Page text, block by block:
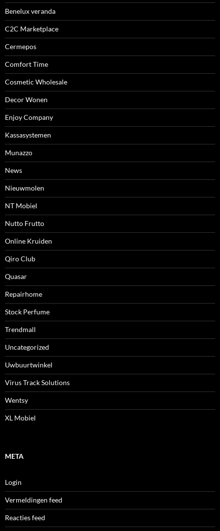
Benelux veranda
C2C Marketplace
Cermepos
Comfort Time
Cosmetic Wholesale
Decor Wonen
Enjoy Company
Kassasystemen
Munazzo
News
Nieuwmolen
NT Mobiel
Nutto Frutto
Online Kruiden
Qiro Club
Quasar
Repairhome
Stock Perfume
Trendmall
Uncategorized
Uwbuurtwinkel
Virus Track Solutions
Wentsy
XL Mobiel
META
Login
Vermeldingen feed
Reacties feed